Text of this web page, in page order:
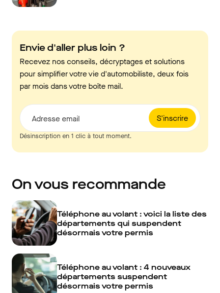
Envie d'aller plus loin ?
Recevez nos conseils, décryptages et solutions
pour simplifier votre vie d'automobiliste, deux fois
par mois dans votre boîte mail.
S'inscrire
Adresse email
Désinscription en 1 clic à tout moment.
On vous recommande
Téléphone au volant : voici la liste des
départements qui suspendent
désormais votre permis
Téléphone au volant : 4 nouveaux
départements suspendent
désormais votre permis